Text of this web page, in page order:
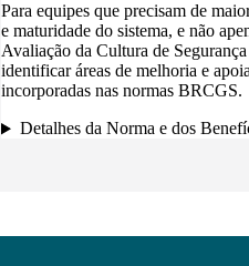
Para equipes que precisam de
e maturidade do sistema, e não
Avaliação da Cultura de
identificar áreas de melhoria e
incorporadas nas normas BRCGS.
Detalhes da Norma e dos